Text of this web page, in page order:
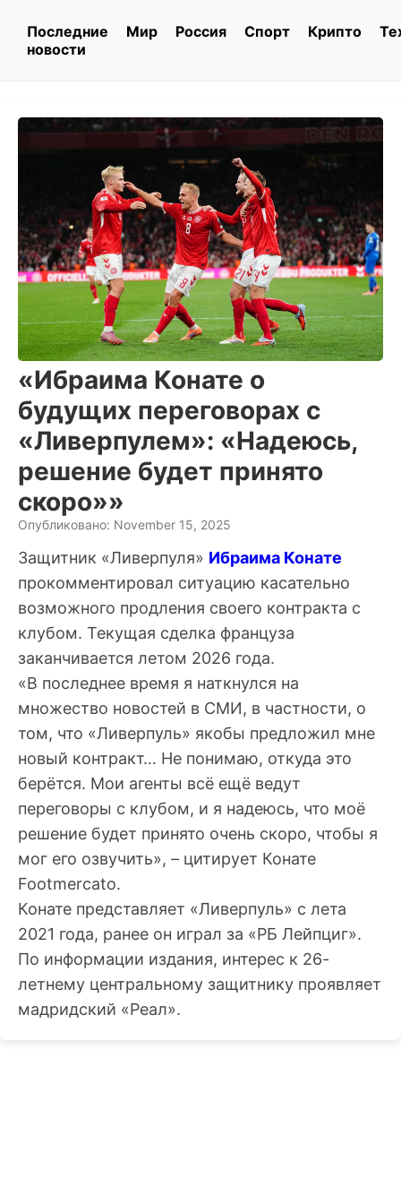
Последние
новости
Мир Россия Спорт Крипто
«Ибраима Конате о
будущих переговорах с
«Ливерпулем»: «Надеюсь,
решение будет принято
скоро»»
Опубликовано: November 15, 2025
Защитник «Ливерпуля» Ибраима Конате
прокомментировал ситуацию касательно
возможного продления своего контракта с
клубом. Текущая сделка француза
заканчивается летом 2026 года.
«В последнее время я наткнулся на
множество новостей в СМИ, в частности, о
том, что «Ливерпуль» якобы предложил мне
новый контракт… Не понимаю, откуда это
берётся. Мои агенты всё ещё ведут
переговоры с клубом, и я надеюсь, что моё
решение будет принято очень скоро, чтобы я
мог его озвучить», – цитирует Конате
Footmercato.
Конате представляет «Ливерпуль» с лета
2021 года, ранее он играл за «РБ Лейпциг».
По информации издания, интерес к 26-
летнему центральному защитнику проявляет
мадридский «Реал».